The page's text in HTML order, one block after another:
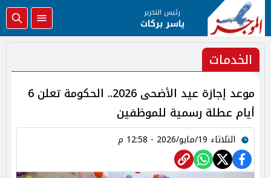
رئيس التحرير
ياسر بركات
الخدمات
موعد إجازة عيد الأضحى 2026.. الحكومة تعلن 6
أيام عطلة رسمية للموظفين
الثلاثاء 19/مايو/2026 - 12:58 م